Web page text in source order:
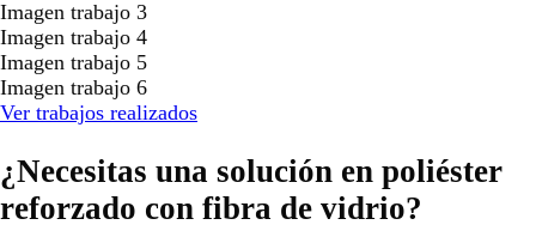
Imagen trabajo 3
Imagen trabajo 4
Imagen trabajo 5
Imagen trabajo 6
Ver trabajos realizados
¿Necesitas una solución en poliéster
reforzado con fibra de vidrio?